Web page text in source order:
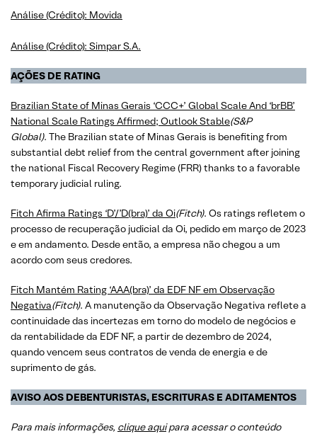
Análise (Crédito): Movida
Análise (Crédito): Simpar S.A.
AÇÕES DE RATING
Brazilian State of Minas Gerais ‘CCC+’ Global Scale And ‘brBB’
National Scale Ratings Affirmed; Outlook Stable(S&P
Global). The Brazilian state of Minas Gerais is benefiting from
substantial debt relief from the central government after joining
the national Fiscal Recovery Regime (FRR) thanks to a favorable
temporary judicial ruling.
Fitch Afirma Ratings ‘D’/’D(bra)’ da Oi(Fitch). Os ratings refletem o
processo de recuperação judicial da Oi, pedido em março de 2023
e em andamento. Desde então, a empresa não chegou a um
acordo com seus credores.
Fitch Mantém Rating ‘AAA(bra)’ da EDF NF em Observação
Negativa(Fitch). A manutenção da Observação Negativa reflete a
continuidade das incertezas em torno do modelo de negócios e
da rentabilidade da EDF NF, a partir de dezembro de 2024,
quando vencem seus contratos de venda de energia e de
suprimento de gás.
AVISO AOS DEBENTURISTAS, ESCRITURAS E ADITAMENTOS
Para mais informações, clique aquipara acessar o conteúdo